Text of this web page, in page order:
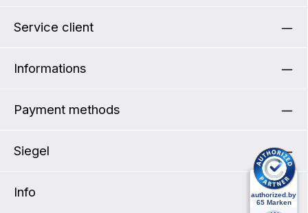
Service client
Informations
Payment methods
Siegel
Info